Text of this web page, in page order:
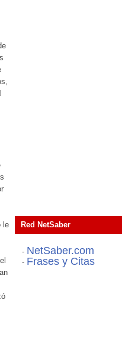
le
Red NetSaber
- NetSaber.com
- Frases y Citas